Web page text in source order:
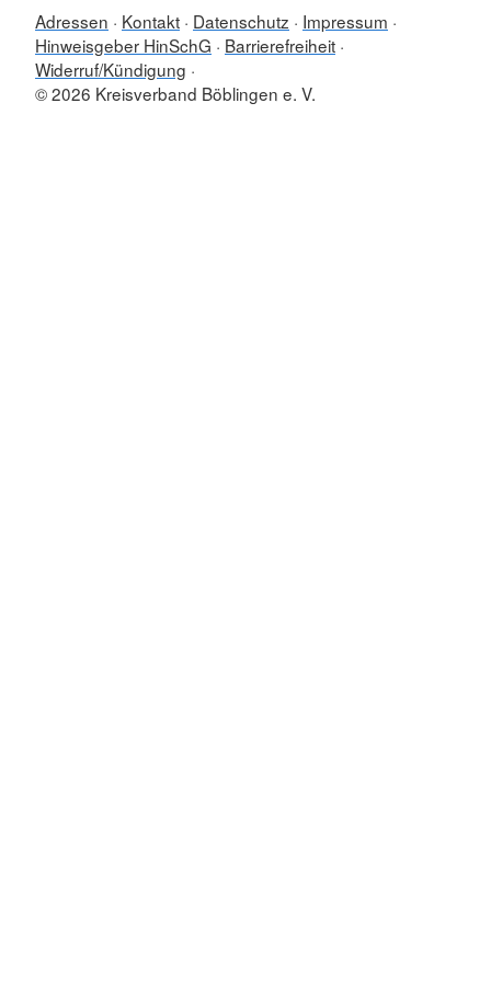
Adressen Kontakt Datenschutz
Impressum
Hinweisgeber HinSchG
Barrierefreiheit
Widerruf/Kündigung
© 2026 Kreisverband Böblingen e. V.